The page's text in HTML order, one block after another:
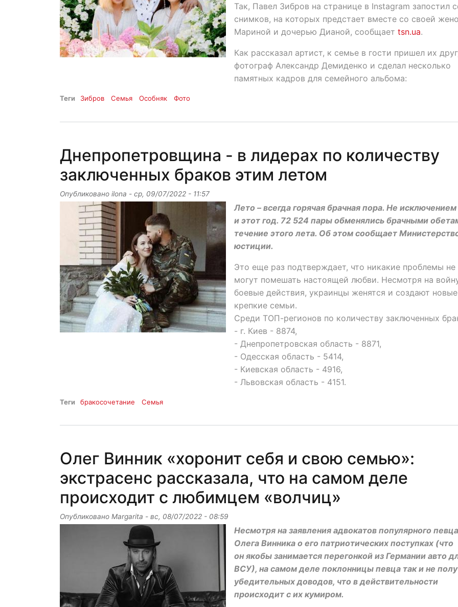
Так, Павел Зибров на странице в Instagram запостил
снимков, на которых предстает вместе со своей
Мариной и дочерью Дианой, сообщает tsn.ua.
Как рассказал артист, к семье в гости пришел их
фотограф Александр Демиденко и сделал несколько
памятных кадров для семейного альбома:
Теги Зибров Семья Особняк Фото
Днепропетровщина - в лидерах по количеству
заключенных браков этим летом
Опубликовано ilona - ср, 09/07/2022 - 11:57
Лето – всегда горячая брачная пора. Не исключением
и этот год. 72 524 пары обменялись брачными
течение этого лета. Об этом сообщает
юстиции.
Это еще раз подтверждает, что никакие проблемы не
могут помешать настоящей любви. Несмотря на
боевые действия, украинцы женятся и создают новые
крепкие семьи.
Среди ТОП-регионов по количеству заключенных
- г. Киев - 8874,
- Днепропетровская область - 8871,
- Одесская область - 5414,
- Киевская область - 4916,
- Львовская область - 4151.
Теги бракосочетание Семья
Олег Винник «хоронит себя и свою семью»:
экстрасенс рассказала, что на самом деле
происходит с любимцем «волчиц»
Опубликовано Margarita - вс, 08/07/2022 - 08:59
Несмотря на заявления адвокатов популярного певца
Олега Винника о его патриотических поступках (что
он якобы занимается перегонкой из Германии авто
ВСУ), на самом деле поклонницы певца так и не
убедительных доводов, что в действительности
происходит с их кумиром.